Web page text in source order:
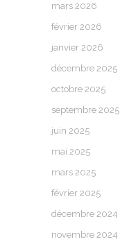
mars 2026
février 2026
janvier 2026
décembre 2025
octobre 2025
septembre 2025
juin 2025
mai 2025
mars 2025
février 2025
décembre 2024
novembre 2024